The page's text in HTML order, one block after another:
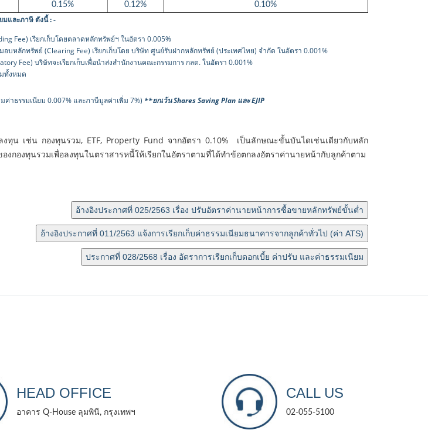
0.15% 0.12% 0.10%
มและภาษี ดังนี้ : -
Fee) เรียกเก็บโดยตลาดหลักทรัพย์ฯ ในอัตรา 0.005%
อบหลักทรัพย์ (Clearing Fee) เรียกเก็บโดย บริษัท ศูนย์รับฝากหลักทรัพย์ (ประเทศไทย) จำกัด ในอัตรา 0.001%
Fee) บริษัทจะเรียกเก็บเพื่อนำส่งสำนักงานคณะกรรมการ กลต. ในอัตรา 0.001%
ทั้งหมด
ค่าธรรมเนียม 0.007% และภาษีมูลค่าเพิ่ม 7%) **ยกเว้น Shares Saving Plan และ EJIP
ทุน เช่น กองทุนรวม, ETF, Property Fund จากอัตรา 0.10% เป็นลักษณะขั้นบันไดเช่นเดียวกับหลัก
งกองทุนรวมเพื่อลงทุนในตราสารหนี้ให้เรียกในอัตราตามที่ได้ทำข้อตกลงอัตราค่านายหน้ากับลูกค้าตาม
HEAD OFFICE
อาคาร Q-House ลุมพินี, กรุงเทพฯ
CALL US
02-055-5100